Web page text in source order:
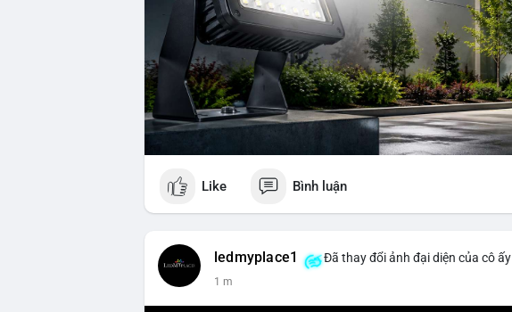
Like Bình luận
ledmyplace1 Đã thay đổi ảnh đại diện của cô ấy
1 m